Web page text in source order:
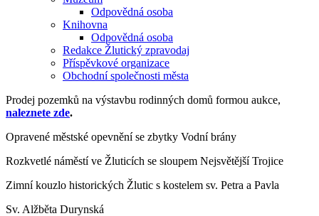
Odpovědná osoba
Knihovna
Odpovědná osoba
Redakce Žlutický zpravodaj
Příspěvkové organizace
Obchodní společnosti města
Prodej pozemků na výstavbu rodinných domů formou aukce,
naleznete zde.
Opravené městské opevnění se zbytky Vodní brány
Rozkvetlé náměstí ve Žluticích se sloupem Nejsvětější Trojice
Zimní kouzlo historických Žlutic s kostelem sv. Petra a Pavla
Sv. Alžběta Durynská